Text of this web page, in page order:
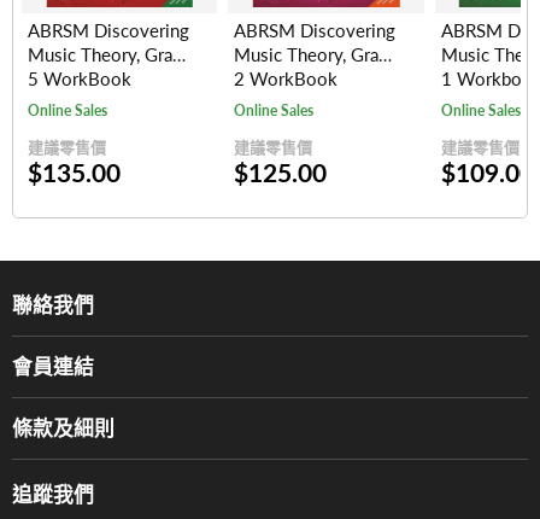
ABRSM Discovering
Music Theory, Grade
5 WorkBook
Online Sales
建議零售價
$135.00
ABRSM Discovering
Music Theory, Grade
2 WorkBook
Online Sales
建議零售價
$125.00
ABRSM
Music
1
Online Sales
建議零售價
$109.00
聯絡我們
服務部
通利工程
登記保養
會員連結
香港管弦樂導師協會
條款及細則
使用條款及細則
追蹤我們